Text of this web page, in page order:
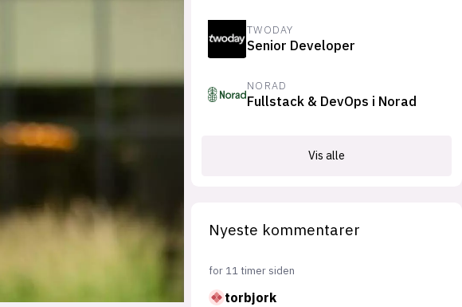
TWODAY
Senior Developer
NORAD
Fullstack & DevOps i Norad
Vis alle
Nyeste kommentarer
for 11 timer siden
torbjork